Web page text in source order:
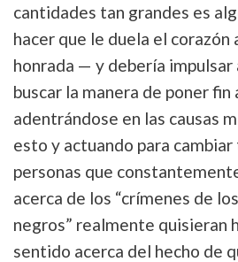
cantidades tan grandes es
hacer que le duela el corazón
honrada — y debería impulsar
buscar la manera de poner fin
adentrándose en las causas
esto y actuando para cambiar
personas que
acerca de los “crímenes de
negros” realmente quisieran
sentido acerca del hecho de